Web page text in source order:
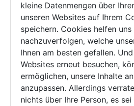
kleine Datenmengen über
unseren Websites auf Ihrem
speichern. Cookies helfen uns
nachzuverfolgen, welche
Ihnen am besten gefallen.
Websites erneut besuchen,
ermöglichen, unsere Inhalte
anzupassen. Allerdings
nichts über Ihre Person, es